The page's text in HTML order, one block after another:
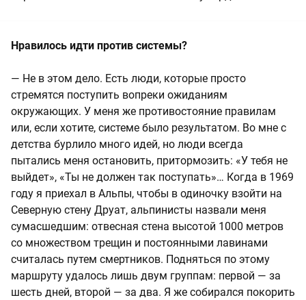
Нравилось идти против системы?
— Не в этом дело. Есть люди, которые просто
стремятся поступить вопреки ожиданиям
окружающих. У меня же противостояние правилам
или, если хотите, системе было результатом. Во мне с
детства бурлило много идей, но люди всегда
пытались меня остановить, притормозить: «У тебя не
выйдет», «Ты не должен так поступать»… Когда в 1969
году я приехал в Альпы, чтобы в одиночку взойти на
Северную стену Друат, альпинисты назвали меня
сумасшедшим: отвесная стена высотой 1000 метров
со множеством трещин и постоянными лавинами
считалась путем смертников. Подняться по этому
маршруту удалось лишь двум группам: первой — за
шесть дней, второй — за два. Я же собирался покорить